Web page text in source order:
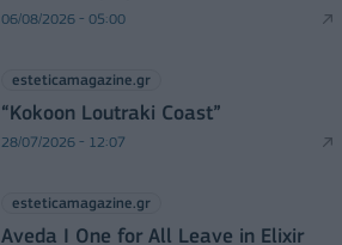
06/08/2026 - 05:00
esteticamagazine.gr
“Kokoon Loutraki Coast”
28/07/2026 - 12:07
esteticamagazine.gr
Aveda I One for All Leave in Elixir